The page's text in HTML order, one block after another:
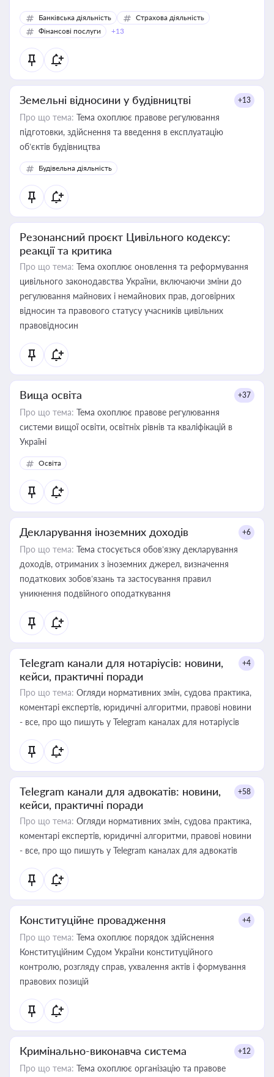
Банківська діяльність
Страхова діяльність
Фінансові послуги
+13
Земельні відносини у будівництві +13
Про що тема: Тема охоплює правове регулювання
підготовки, здійснення та введення в експлуатацію
об’єктів будівництва
Будівельна діяльність
Резонансний проєкт Цивільного кодексу:
реакції та критика
Про що тема: Тема охоплює оновлення та реформування
цивільного законодавства України, включаючи зміни до
регулювання майнових і немайнових прав, договірних
відносин та правового статусу учасників цивільних
правовідносин
Вища освіта +37
Про що тема: Тема охоплює правове регулювання
системи вищої освіти, освітніх рівнів та кваліфікацій в
Україні
Освіта
Декларування іноземних доходів +6
Про що тема: Тема стосується обов’язку декларування
доходів, отриманих з іноземних джерел, визначення
податкових зобов’язань та застосування правил
уникнення подвійного оподаткування
Telegram канали для нотаріусів: новини,
кейси, практичні поради
+4
Про що тема: Огляди нормативних змін, судова практика,
коментарі експертів, юридичні алгоритми, правові новини
- все, про що пишуть у Telegram каналах для нотаріусів
Telegram канали для адвокатів: новини,
кейси, практичні поради
+58
Про що тема: Огляди нормативних змін, судова практика,
коментарі експертів, юридичні алгоритми, правові новини
- все, про що пишуть у Telegram каналах для адвокатів
Конституційне провадження +4
Про що тема: Тема охоплює порядок здійснення
Конституційним Судом України конституційного
контролю, розгляду справ, ухвалення актів і формування
правових позицій
Кримінально-виконавча система +12
Про що тема: Тема охоплює організацію та правове